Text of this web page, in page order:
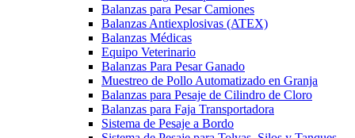
Balanzas para Pesar Camiones
Balanzas Antiexplosivas (ATEX)
Balanzas Médicas
Equipo Veterinario
Balanzas Para Pesar Ganado
Muestreo de Pollo Automatizado en Granja
Balanzas para Pesaje de Cilindro de Cloro
Balanzas para Faja Transportadora
Sistema de Pesaje a Bordo